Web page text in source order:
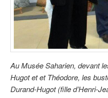
Au Musée Saharien, devant
Hugot et et Théodore, les
Durand-Hugot (fille d’Henri-